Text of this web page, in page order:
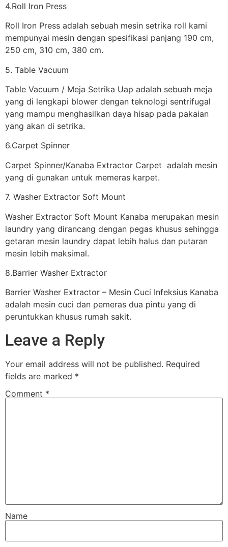
4.Roll Iron Press
Roll Iron Press adalah sebuah mesin setrika roll kami
mempunyai mesin dengan spesifikasi panjang 190 cm,
250 cm, 310 cm, 380 cm.
5. Table Vacuum
Table Vacuum / Meja Setrika Uap adalah sebuah meja
yang di lengkapi blower dengan teknologi sentrifugal
yang mampu menghasilkan daya hisap pada pakaian
yang akan di setrika.
6.Carpet Spinner
Carpet Spinner/Kanaba Extractor Carpet adalah mesin
yang di gunakan untuk memeras karpet.
7. Washer Extractor Soft Mount
Washer Extractor Soft Mount Kanaba merupakan mesin
laundry yang dirancang dengan pegas khusus sehingga
getaran mesin laundry dapat lebih halus dan putaran
mesin lebih maksimal.
8.Barrier Washer Extractor
Barrier Washer Extractor – Mesin Cuci Infeksius Kanaba
adalah mesin cuci dan pemeras dua pintu yang di
peruntukkan khusus rumah sakit.
Leave a Reply
Your email address will not be published. Required
fields are marked *
Comment *
Name